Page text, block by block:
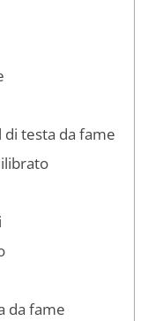
testa da fame
da fame